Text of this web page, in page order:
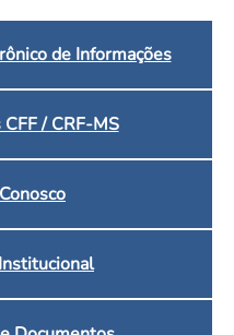
Inscritos no CRF/MS
de Informações
/ CRF-MS